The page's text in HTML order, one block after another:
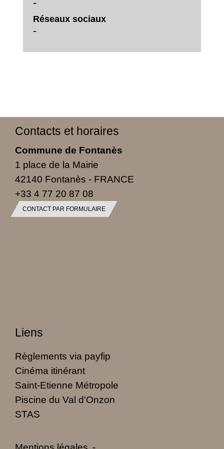
-
Réseaux sociaux
-
Contacts et horaires
Commune de Fontanès
1 place de la Mairie
42140 Fontanès - FRANCE
+33 4 77 20 87 08
CONTACT PAR FORMULAIRE
Liens
Règlements via payfip
Cinéma itinérant
Saint-Etienne Métropole
Piscine du Val d'Onzon
STAS